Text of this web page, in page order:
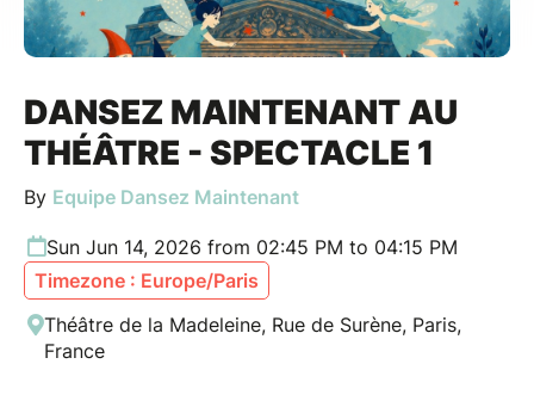
DANSEZ MAINTENANT AU
THÉÂTRE - SPECTACLE 1
By Equipe Dansez Maintenant
Sun Jun 14, 2026 from 02:45 PM to 04:15 PM
Timezone : Europe/Paris
Théâtre de la Madeleine, Rue de Surène, Paris,
France